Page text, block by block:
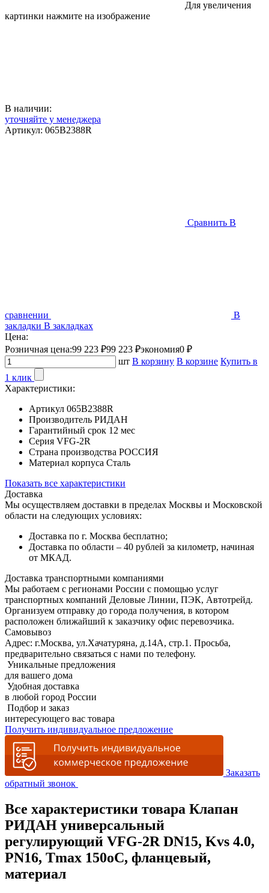
Для увеличения
картинки нажмите на изображение
В наличии:
уточняйте у менеджера
Артикул: 065B2388R
Сравнить В
сравнении
В
закладки В закладках
Цена:
Розничная цена:99 223 ₽99 223 ₽экономия0 ₽
шт В корзину В корзине Купить в
1 клик
Характеристики:
Артикул 065B2388R
Производитель РИДАН
Гарантийный срок 12 мес
Серия VFG-2R
Страна производства РОССИЯ
Материал корпуса Сталь
Показать все характеристики
Доставка
Мы осуществляем доставки в пределах Москвы и Московской
области на следующих условиях:
Доставка по г. Москва бесплатно;
Доставка по области – 40 рублей за километр, начиная
от МКАД.
Доставка транспортными компаниями
Мы работаем с регионами России с помощью услуг
транспортных компаний Деловые Линии, ПЭК, Автотрейд.
Организуем отправку до города получения, в котором
расположен ближайший к заказчику офис перевозчика.
Самовывоз
Адрес: г.Москва, ул.Хачатуряна, д.14А, стр.1. Просьба,
предварительно связаться с нами по телефону.
Уникальные предложения
для вашего дома
Удобная доставка
в любой город России
Подбор и заказ
интересующего вас товара
Получить индивидуальное предложение
Заказать
обратный звонок
Все характеристики товара Клапан
РИДАН универсальный
регулирующий VFG-2R DN15, Kvs 4.0,
PN16, Tmax 150oC, фланцевый,
материал